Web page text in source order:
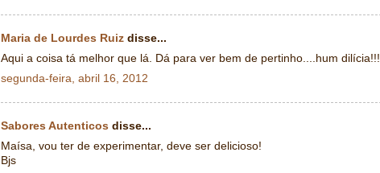
Maria de Lourdes Ruiz disse...
Aqui a coisa tá melhor que lá. Dá para ver bem de pertinho....hum dilícia!!!
segunda-feira, abril 16, 2012
Sabores Autenticos disse...
Maísa, vou ter de experimentar, deve ser delicioso!
Bjs